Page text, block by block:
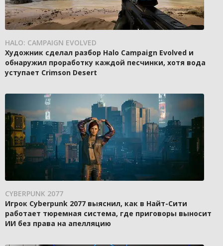
HALO: CAMPAIGN EVOLVED
Художник сделал разбор Halo Campaign Evolved и
обнаружил проработку каждой песчинки, хотя вода
уступает Crimson Desert
CYBERPUNK 2077
Игрок Cyberpunk 2077 выяснил, как в Найт-Сити
работает тюремная система, где приговоры выносит
ИИ без права на апелляцию